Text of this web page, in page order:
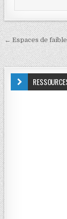
← Espaces de